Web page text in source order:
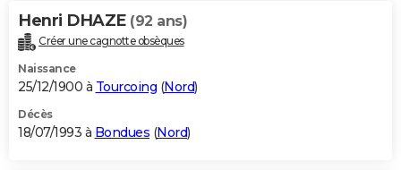
Henri DHAZE (92 ans)
Créer une cagnotte obsèques
Naissance
25/12/1900 à Tourcoing (Nord)
Décès
18/07/1993 à Bondues (Nord)